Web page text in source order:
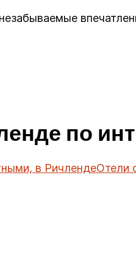
по
в РичлендеОтели